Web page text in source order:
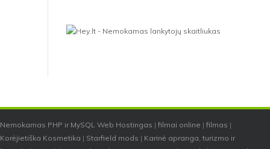
Nemokamas PHP ir MySQL Web Hostingas | filmai online | filmas |
Korėjietiška Kosmetika | Starfield mods | Karinė apranga, turizmo ir